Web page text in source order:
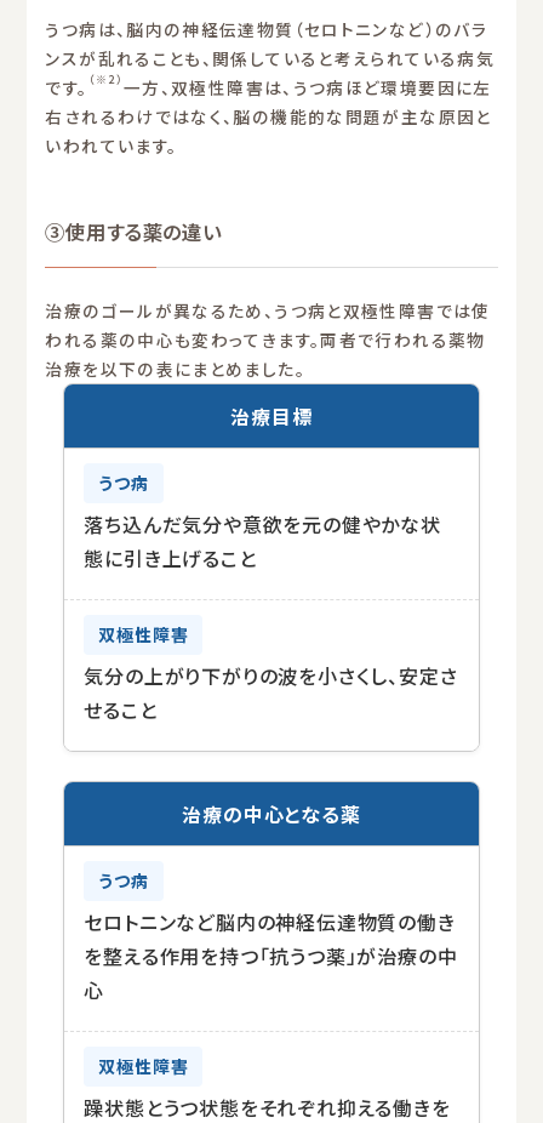
うつ病は、脳内の神経伝達物質（セロトニンなど）のバラ
ンスが乱れることも、関係していると考えられている病気
です。 （※2） 一方、双極性障害は、うつ病ほど環境要因に左
右されるわけではなく、脳の機能的な問題が主な原因と
いわれています。
③使用する薬の違い
治療のゴールが異なるため、うつ病と双極性障害では使
われる薬の中心も変わってきます。両者で行われる薬物
治療を以下の表にまとめました。
治療目標
落ち込んだ気分や意欲を元の健やかな状
態に引き上げること
気分の上がり下がりの波を小さくし、安定さ
せること
治療の中心となる薬
セロトニンなど脳内の神経伝達物質の働き
を整える作用を持つ「抗うつ薬」が治療の中
心
躁状態とうつ状態をそれぞれ抑える働きを